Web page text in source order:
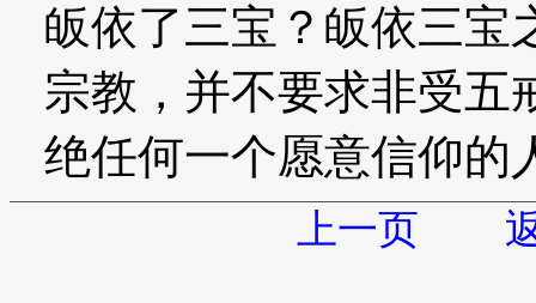
皈依了三宝？皈依三宝
宗教，并不要求非受五
绝任何一个愿意信仰的
上一页